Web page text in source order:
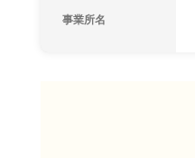
事業所名